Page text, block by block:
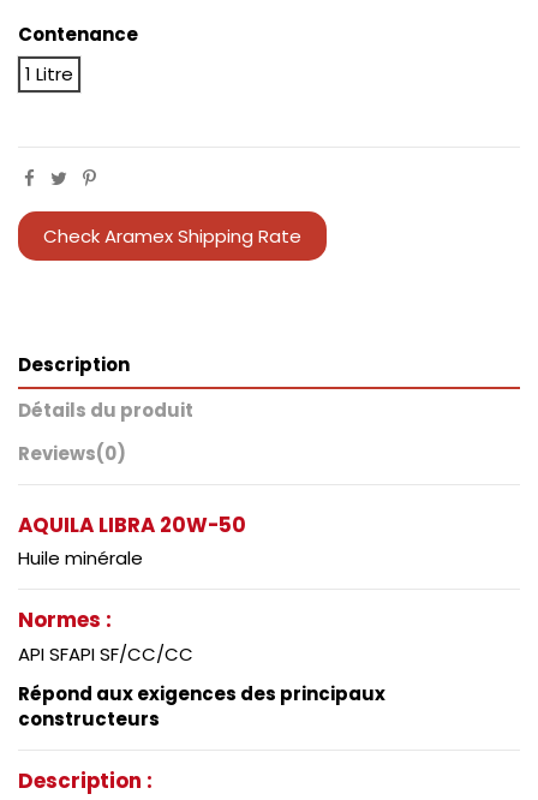
Contenance
1 Litre
Check Aramex Shipping Rate
Description
Détails du produit
Reviews(0)
AQUILA LIBRA 20W-50
Huile minérale
Normes :
API SFAPI SF/CC/CC
Répond aux exigences des principaux
constructeurs
Description :